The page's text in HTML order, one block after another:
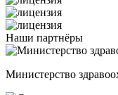
Наши партнёры
Министерство